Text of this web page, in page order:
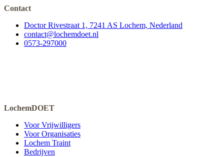
Contact
Doctor Rivestraat 1, 7241 AS Lochem, Nederland
contact@lochemdoet.nl
0573-297000
LochemDOET
Voor Vrijwilligers
Voor Organisaties
Lochem Traint
Bedrijven